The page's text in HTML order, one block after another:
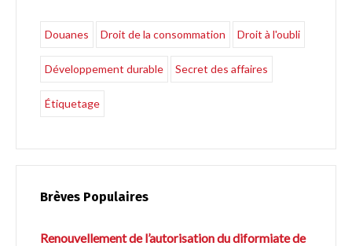
Douanes Droit de la consommation Droit à l'oubli
Développement durable Secret des affaires
Étiquetage
Brèves Populaires
Renouvellement de l’autorisation du diformiate de